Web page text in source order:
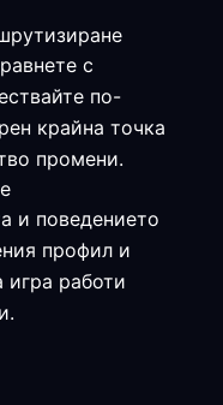
с
по-
крайна точка
промени.
и поведението
профил и
игра работи